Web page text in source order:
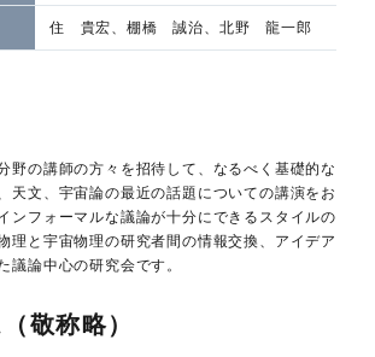
住 貴宏、棚橋 誠治、北野 龍一郎
野の講師の方々を招待して、なるべく基礎的な
天文、宇宙論の最近の話題についての講演をお
ンフォーマルな議論が十分にできるスタイルの
理と宇宙物理の研究者間の情報交換、アイデア
議論中心の研究会です。
敬称略）